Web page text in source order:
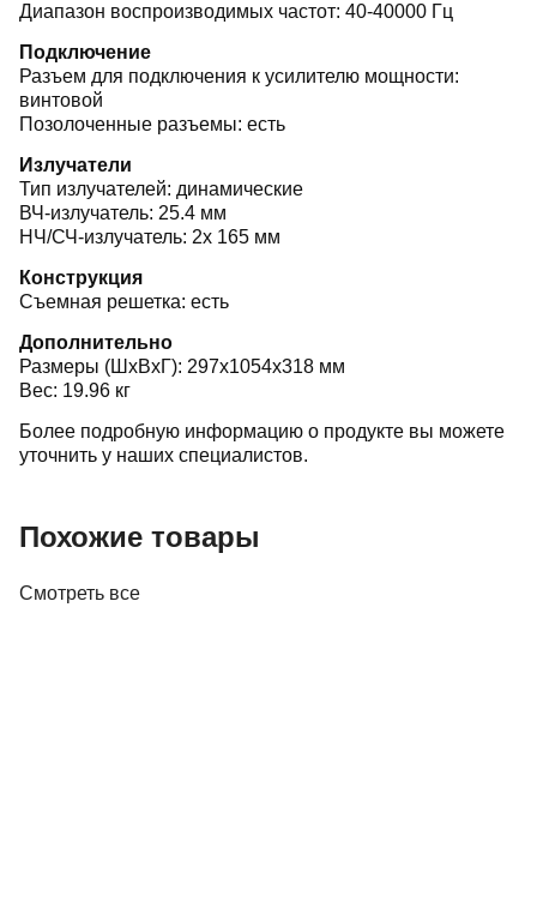
Диапазон воспроизводимых частот: 40-40000 Гц
Подключение
Разъем для подключения к усилителю мощности:
винтовой
Позолоченные разъемы: есть
Излучатели
Тип излучателей: динамические
ВЧ-излучатель: 25.4 мм
НЧ/СЧ-излучатель: 2x 165 мм
Конструкция
Съемная решетка: есть
Дополнительно
Размеры (ШхВхГ): 297x1054x318 мм
Вес: 19.96 кг
Более подробную информацию о продукте вы можете
уточнить у наших специалистов.
Похожие товары
Смотреть все